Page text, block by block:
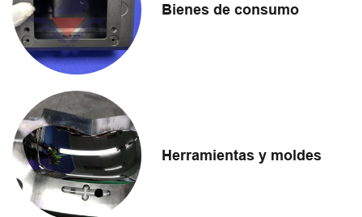
Bienes de consumo
Herramientas y moldes